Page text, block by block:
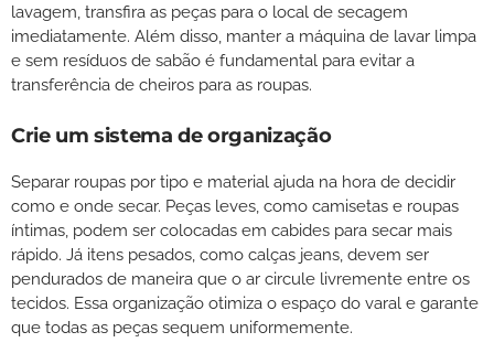
lavagem, transfira as peças para o local de secagem
imediatamente. Além disso, manter a máquina de lavar limpa
e sem resíduos de sabão é fundamental para evitar a
transferência de cheiros para as roupas.
Crie um sistema de organização
Separar roupas por tipo e material ajuda na hora de decidir
como e onde secar. Peças leves, como camisetas e roupas
íntimas, podem ser colocadas em cabides para secar mais
rápido. Já itens pesados, como calças jeans, devem ser
pendurados de maneira que o ar circule livremente entre os
tecidos. Essa organização otimiza o espaço do varal e garante
que todas as peças sequem uniformemente.